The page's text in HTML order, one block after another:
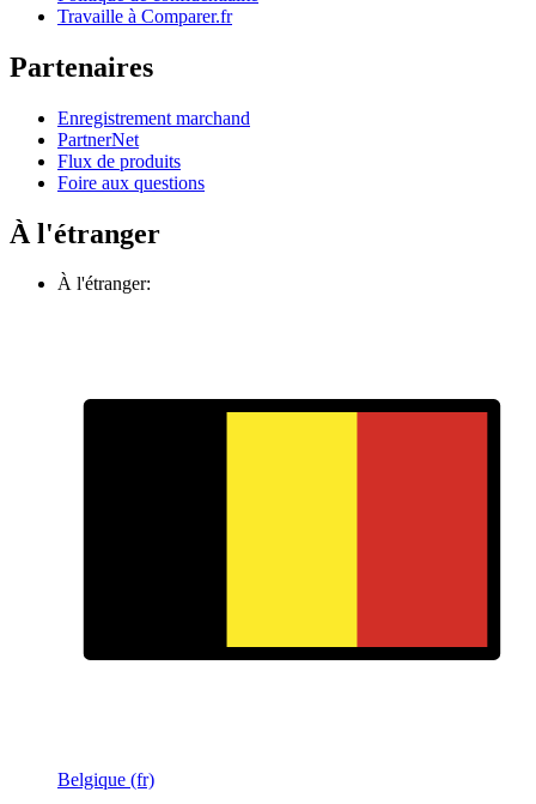
Travaille à Comparer.fr
Partenaires
Enregistrement marchand
PartnerNet
Flux de produits
Foire aux questions
À l'étranger
À l'étranger:
Belgique (fr)